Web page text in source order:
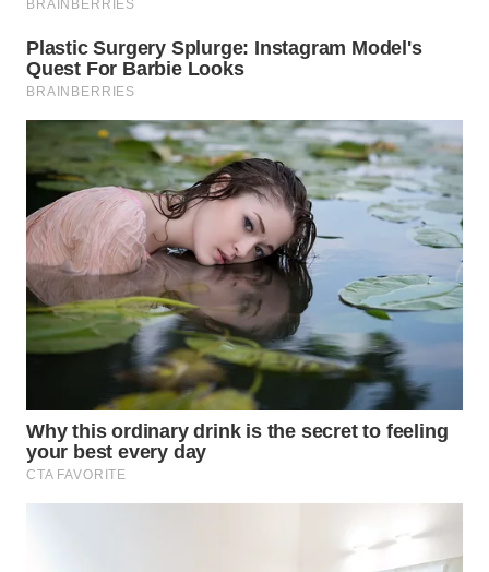
WN
TAPANULI
SELATAN
WN
TANJUNG
LESUNG
WN
KARO
WN
SIMALUNGUN
WN
LABUHANBATU